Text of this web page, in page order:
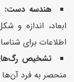
هندسه دست:
ابعاد، اندازه و
اطلاعات برای
تشخیص
منحصر به فرد